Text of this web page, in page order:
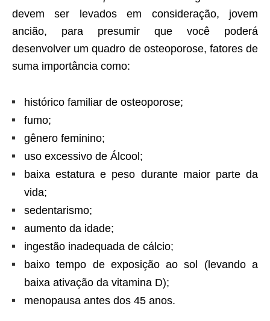
devem ser levados em consideração, jovem
ancião, para presumir que você poderá
desenvolver um quadro de osteoporose, fatores de
suma importância como:
histórico familiar de osteoporose;
fumo;
gênero feminino;
uso excessivo de Álcool;
baixa estatura e peso durante maior parte da
vida;
sedentarismo;
aumento da idade;
ingestão inadequada de cálcio;
baixo tempo de exposição ao sol (levando a
baixa ativação da vitamina D);
menopausa antes dos 45 anos.